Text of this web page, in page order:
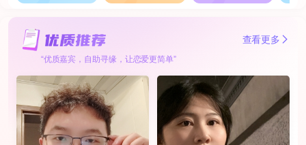
查看更多
“优质嘉宾，自助寻缘，让恋爱更简单”